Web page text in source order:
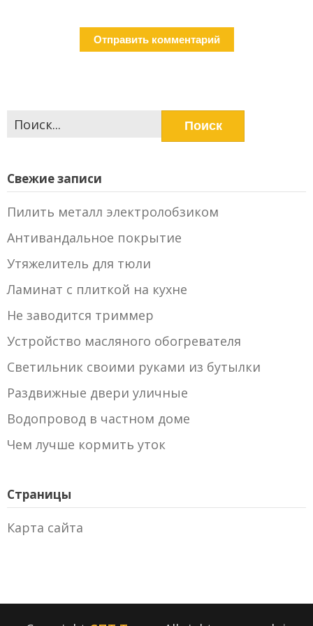
Найти:
Свежие записи
Пилить металл электролобзиком
Антивандальное покрытие
Утяжелитель для тюли
Ламинат с плиткой на кухне
Не заводится триммер
Устройство масляного обогревателя
Светильник своими руками из бутылки
Раздвижные двери уличные
Водопровод в частном доме
Чем лучше кормить уток
Страницы
Карта сайта